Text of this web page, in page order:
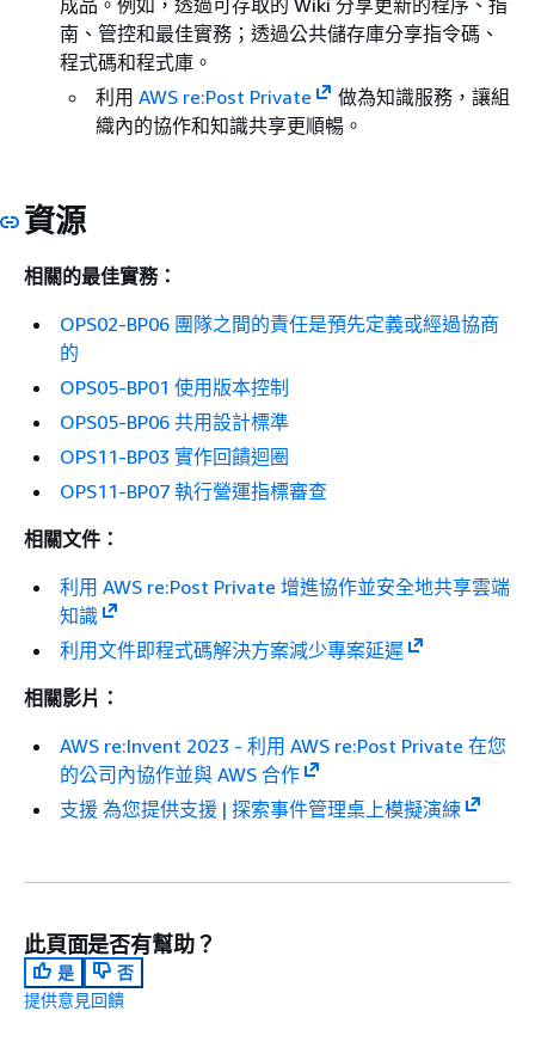
南、管控和最佳實務；透過公共儲存庫分享指令碼、
程式碼和程式庫。
利用 AWS re:Post Private
做為知識服務，讓組
織內的協作和知識共享更順暢。
資源
相關的最佳實務：
OPS02-BP06 團隊之間的責任是預先定義或經過協商
的
OPS05-BP01 使用版本控制
OPS05-BP06 共用設計標準
OPS11-BP03 實作回饋迴圈
OPS11-BP07 執行營運指標審查
相關文件：
利用 AWS re:Post Private 增進協作並安全地共享雲端
知識
利用文件即程式碼解決方案減少專案延遲
相關影片：
AWS re:Invent 2023 - 利用 AWS re:Post Private 在您
的公司內協作並與 AWS 合作
支援 為您提供支援 | 探索事件管理桌上模擬演練
此頁面是否有幫助？
是
否
提供意見回饋